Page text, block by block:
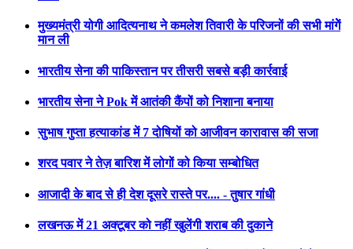
मुख्यमंत्री योगी आदित्यनाथ ने कमलेश तिवारी के परिजनों की सभी मांगेें
मान ली
भारतीय सेना की पाकिस्तान पर तीसरी सबसे बड़ी कार्रवाई
भारतीय सेना ने Pok में आतंकी कैंपों को निशाना बनाया
सुभाष गुप्ता हत्याकांड में 7 दोषियों को आजीवन कारावास की सजा
शरद पवार ने तेज़ बारिश में लोगों को किया सम्बोधित
आजादी के बाद से ही देश दूसरे रास्ते पर.... - तुषार गांधी
लखनऊ में 21 अक्टूबर को नहीं खुलेंगी शराब की दुकाने